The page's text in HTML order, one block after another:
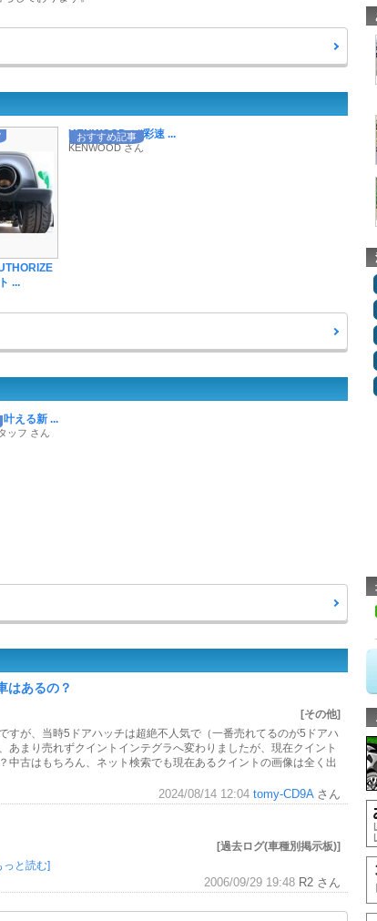
...
おすすめ記事
KENWOODの“彩速 ...
KENWOOD さん
叶える新 ...
ッフ さん
はあるの？
[その他]
すが、当時5ドアハッチは超絶不人気で（一番売れてるのが5ドアハ
あまり売れずクイントインテグラへ変わりましたが、現在クイント
中古はもちろん、ネット検索でも現在あるクイントの画像は全く出
2024/08/14 12:04 tomy-CD9Aさん
[過去ログ(車種別掲示板)]
っと読む]
2006/09/29 19:48 R2 さん